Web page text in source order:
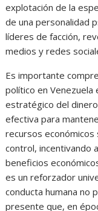
explotación de la
de una personalidad
líderes de facción,
medios y redes
Es importante
político en Venezuela
estratégico del
efectiva para
recursos
control, incentivando
beneficios
es un reforzador
conducta humana no
presente que, en